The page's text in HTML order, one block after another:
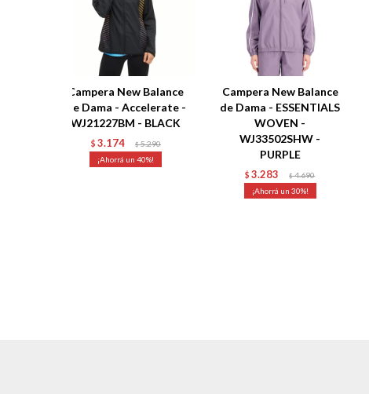
Campera New Balance
de Dama - Accelerate -
WJ21227BM - BLACK
$ 3.174 $ 5.290
40
Campera New Balance
de Dama - ESSENTIALS
WOVEN -
WJ33502SHW -
PURPLE
$ 3.283 $ 4.690
30